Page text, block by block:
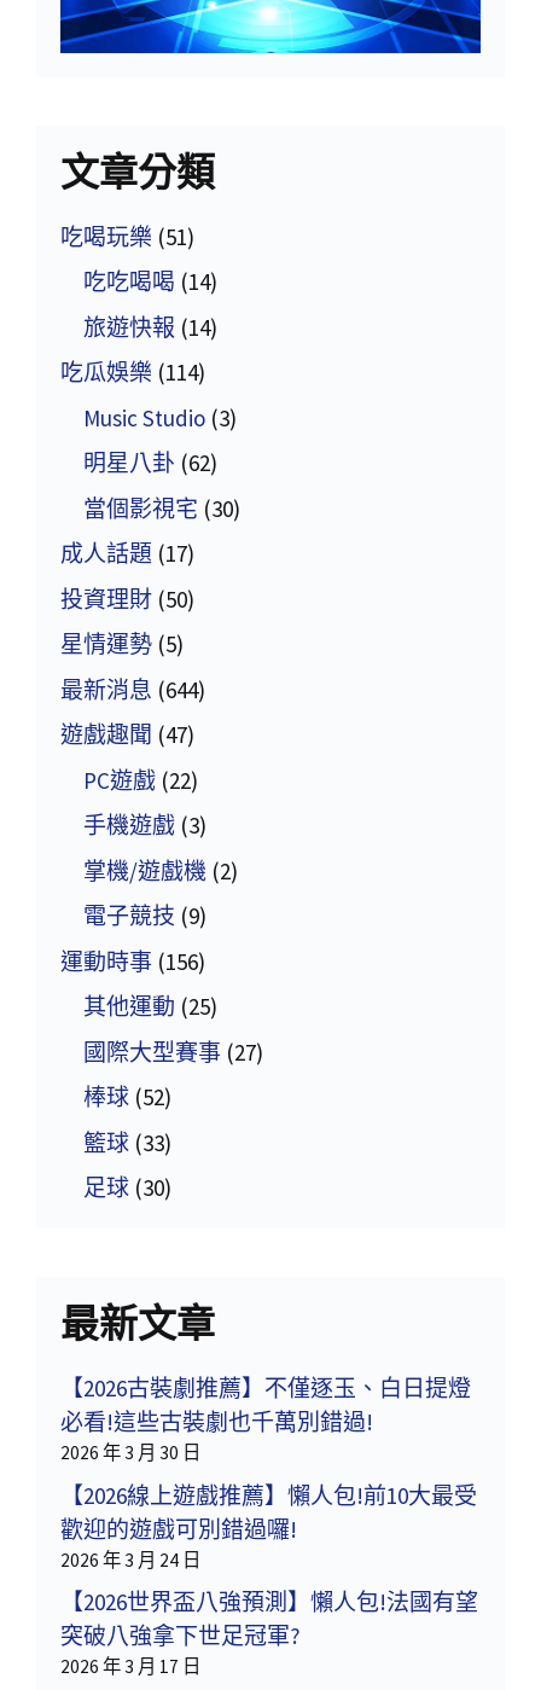
文章分類
吃喝玩樂 (51)
吃吃喝喝 (14)
旅遊快報 (14)
吃瓜娛樂 (114)
Music Studio (3)
明星八卦 (62)
當個影視宅 (30)
成人話題 (17)
投資理財 (50)
星情運勢 (5)
最新消息 (644)
遊戲趣聞 (47)
PC遊戲 (22)
手機遊戲 (3)
掌機/遊戲機 (2)
電子競技 (9)
運動時事 (156)
其他運動 (25)
國際大型賽事 (27)
棒球 (52)
籃球 (33)
足球 (30)
最新文章
【2026古裝劇推薦】不僅逐玉、白日提燈
必看!這些古裝劇也千萬別錯過!
2026 年 3 月 30 日
【2026線上遊戲推薦】懶人包!前10大最受
歡迎的遊戲可別錯過囉!
2026 年 3 月 24 日
【2026世界盃八強預測】懶人包!法國有望
突破八強拿下世足冠軍?
2026 年 3 月 17 日